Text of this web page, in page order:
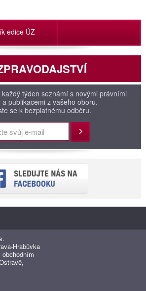
edice ÚZ
každý týden seznámí s novými právními
a publikacemi z vašeho oboru.
se k bezplatnému odběru.
Přihlásit
Hrabůvka